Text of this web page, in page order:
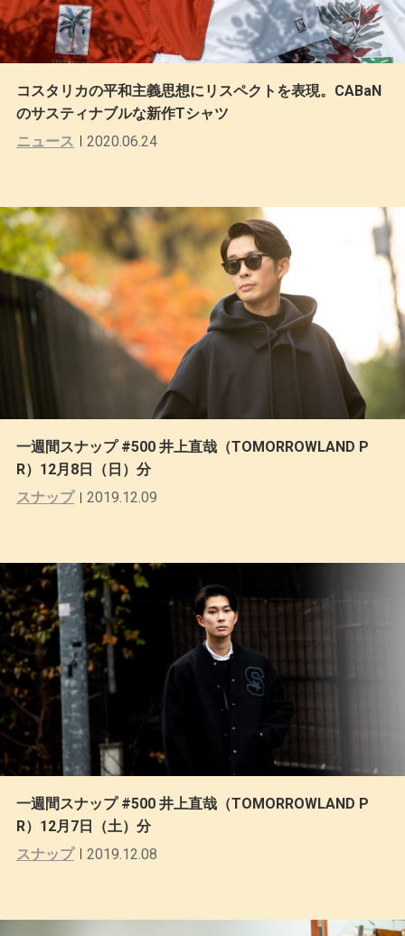
コスタリカの平和主義思想にリスペクトを表現。CABaN
のサスティナブルな新作Tシャツ
ニュース
2020.06.24
一週間スナップ #500 井上直哉（TOMORROWLAND P
R）12月8日（日）分
スナップ
2019.12.09
一週間スナップ #500 井上直哉（TOMORROWLAND P
R）12月7日（土）分
スナップ
2019.12.08